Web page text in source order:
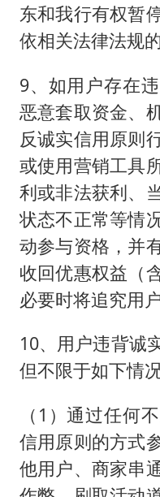
东和我行有权暂
依相关法律法规
9、如用户存在
恶意套取资金、
反诚实信用原则
或使用营销工具
利或非法获利、
状态不正常等情
动参与资格，并
收回优惠权益（
必要时将追究用
10、用户违背诚
但不限于如下情
（1）通过任何
信用原则的方式
他用户、商家串